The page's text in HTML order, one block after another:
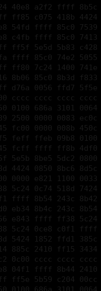
f7ff ff5f 5e5d 5b83
b6fa ffff 85c0 74e2
feff ff80 7c24 1400
8b06 85c0
50ff d76a 0056 ffd7
0c00 cccc cccc
0100 686a 3101
2500 0000 0083
fc00 0000 008b
e8f5 feff ffeb 09b8
c745 fcff ffff ff8b
5e5b 8be5 5dc2
4424 0850 8bc6
0000 e821 1100
5c24 0c74 518d
ffff 8b54 243c
eb34 8b4c 243c
e843 ffff ff38
3c88 5c24 0ce8
5424 1852 ffd1
885c 2410 ff15
28c2 0c00 cccc
04f1 ffff 8b44
f9ff ff5e 5b59 c204
0100 686a 3101
2500 0000 0083
fc00 0000 008b
fcff ffff ff8b